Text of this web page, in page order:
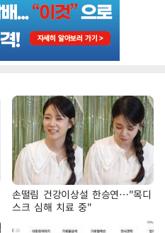
손떨림 건강이상설 한승연…"목디
스크 심해 치료 중"